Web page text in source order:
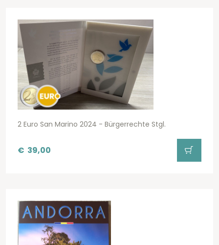
2 Euro San Marino 2024 - Bürgerrechte Stgl.
€ 39,00